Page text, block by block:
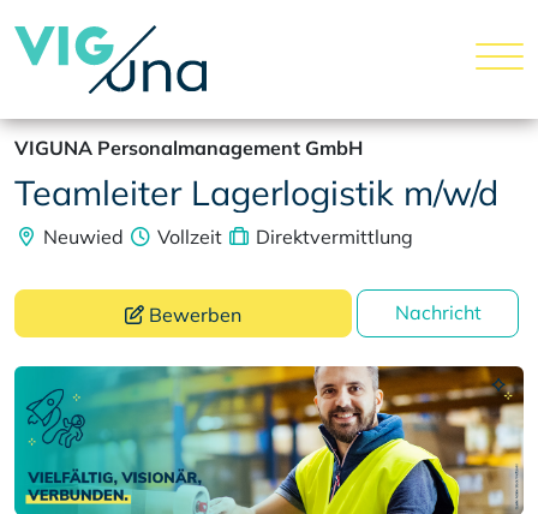
VIGUNA Personalmanagement GmbH
Teamleiter Lagerlogistik m/w/d
Neuwied Vollzeit Direktvermittlung
Bewerben Nachricht